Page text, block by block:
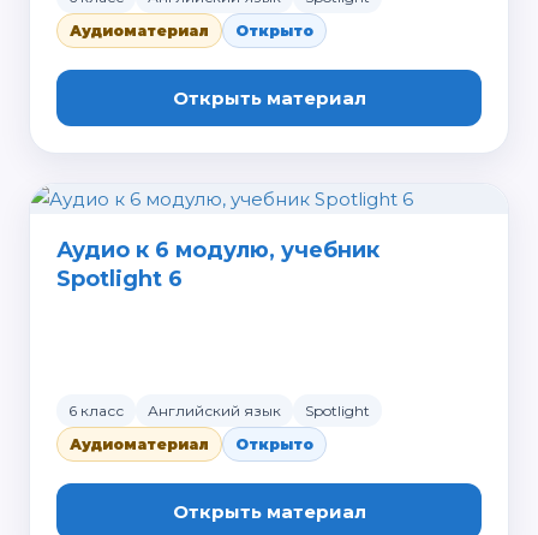
Аудиоматериал
Открыто
Открыть материал
Аудио к 6 модулю, учебник
Spotlight 6
6 класс Английский язык
Spotlight
Аудиоматериал
Открыто
Открыть материал